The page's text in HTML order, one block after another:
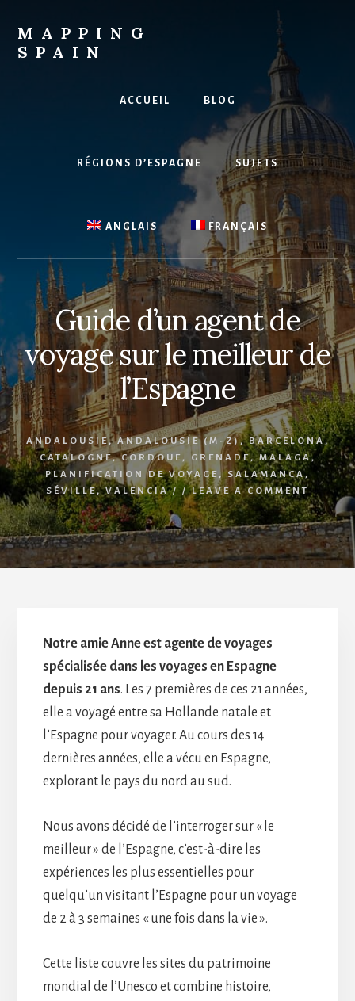
content
MAPPING
SPAIN
ACCUEIL BLOG
RÉGIONS D’ESPAGNE SUJETS
ANGLAIS FRANÇAIS
Guide d’un agent de
voyage sur le meilleur de
l’Espagne
ANDALOUSIE,ANDALOUSIE (M-Z) ,BARCELONA,
CATALOGNE,CORDOUE , GRENADE,MALAGA,
PLANIFICATION DE VOYAGE ,SALAMANCA,
SÉVILLE,VALENCIA/ /LEAVE A COMMENT
Notre amie Anne est agente de voyages
spécialisée dans les voyages en Espagne
depuis 21 ans. Les 7 premières de ces 21 années,
elle a voyagé entre sa Hollande natale et
l’Espagne pour voyager. Au cours des 14
dernières années, elle a vécu en Espagne,
explorant le pays du nord au sud.
Nous avons décidé de l’interroger sur « le
meilleur » de l’Espagne, c’est-à-dire les
expériences les plus essentielles pour
quelqu’un visitant l’Espagne pour un voyage
de 2 à 3 semaines « une fois dans la vie ».
Cette liste couvre les sites du patrimoine
mondial de l’Unesco et combine histoire,